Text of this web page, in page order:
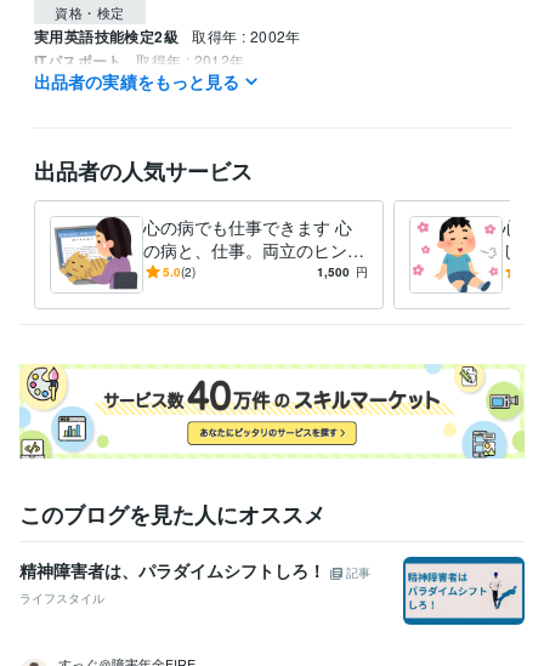
資格・検定
実用英語技能検定2級 取得年 : 2002年
ITパスポート 取得年 : 2012年
マイクロソフト オフィス スペシャリスト（MOS）
VBA:5年
ビジネス・クリエイティブツール
Excel:15年PowerPoint:10年Word:10年
得意分野
悩み相談・カウンセリング 心の病をお持ちの方の相談事
出品者の実績をもっと見る
出品者の人気サービス
心の病でも仕事できます 心
の病と、仕事。両立のヒント
ここにあります
5.0(2) 1,500 円
心の
し
つ経
このブログを見た人にオススメ
精神障害者は、パラダイムシフトしろ！
記事
ライフスタイル